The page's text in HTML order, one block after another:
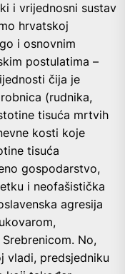
i vrijednosni sustav
hrvatskoj
i osnovnim
postulatima –
čija je
(rudnika,
tisuća mrtvih
kosti koje
tisuća
gospodarstvo,
i neofašistička
agresija
No,
vladi, predsjedniku